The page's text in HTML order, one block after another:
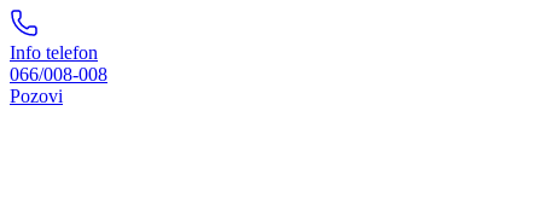
Info telefon
066/008-008
Pozovi